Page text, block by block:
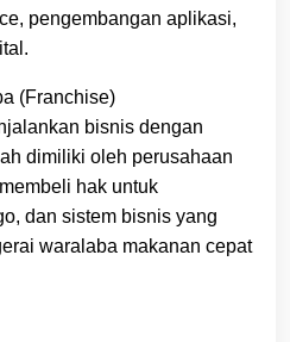
pengembangan aplikasi,
(Franchise)
bisnis dengan
dimiliki oleh perusahaan
hak untuk
dan sistem bisnis yang
waralaba makanan cepat